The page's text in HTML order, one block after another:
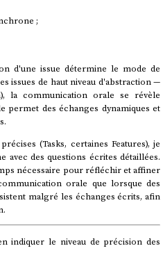
;
d'une issue détermine le mode de
issues de haut niveau d'abstraction —
la communication orale se révèle
permet des échanges dynamiques et
(Tasks, certaines Features), je
des questions écrites détaillées.
nécessaire pour réfléchir et affiner
orale que lorsque des
malgré les échanges écrits, afin
indiquer le niveau de précision des